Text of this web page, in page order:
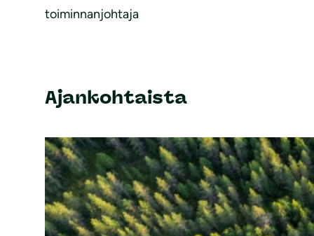
toiminnanjohtaja
Ajankohtaista